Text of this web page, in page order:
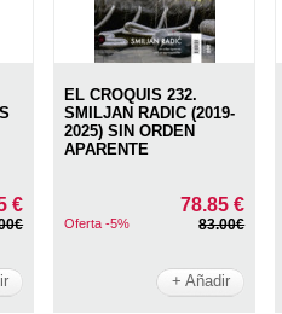
€
EL CROQUIS 232.
SMILJAN RADIC (2019-
2025) SIN ORDEN
APARENTE
78.85 €
Oferta -5% 83.00€
+ Añadir